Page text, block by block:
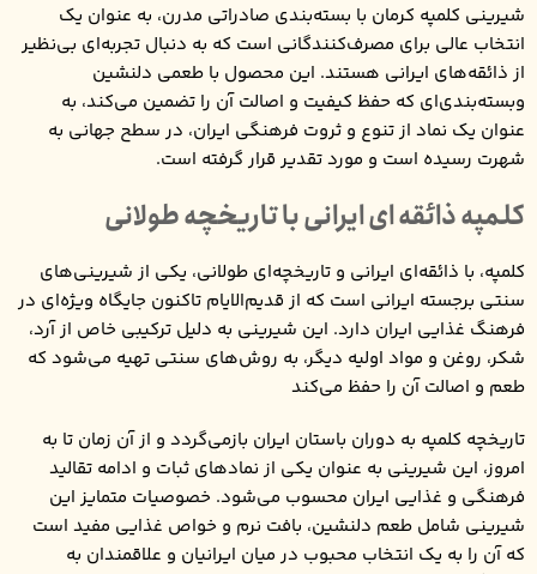
شیرینی کلمپه کرمان با بسته‌بندی صادراتی مدرن، به عنوان یک
انتخاب عالی برای مصرف‌کنندگانی است که به دنبال تجربه‌ای بی‌نظیر
از ذائقه‌های ایرانی هستند. این محصول با طعمی دلنشین
وبسته‌بندی‌ای که حفظ کیفیت و اصالت آن را تضمین می‌کند، به
عنوان یک نماد از تنوع و ثروت فرهنگی ایران، در سطح جهانی به
شهرت رسیده است و مورد تقدیر قرار گرفته است.
کلمپه ذائقه ‌ای ایرانی با تاریخچه طولانی
کلمپه، با ذائقه‌ای ایرانی و تاریخچه‌ای طولانی، یکی از شیرینی‌های
سنتی برجسته ایرانی است که از قدیم‌الایام تاکنون جایگاه ویژه‌ای در
فرهنگ غذایی ایران دارد. این شیرینی به دلیل ترکیبی خاص از آرد،
شکر، روغن و مواد اولیه دیگر، به روش‌های سنتی تهیه می‌شود که
طعم و اصالت آن را حفظ می‌کند
تاریخچه کلمپه به دوران باستان ایران بازمی‌گردد و از آن زمان تا به
امروز، این شیرینی به عنوان یکی از نمادهای ثبات و ادامه تقالید
فرهنگی و غذایی ایران محسوب می‌شود. خصوصیات متمایز این
شیرینی شامل طعم دلنشین، بافت نرم و خواص غذایی مفید است
که آن را به یک انتخاب محبوب در میان ایرانیان و علاقمندان به